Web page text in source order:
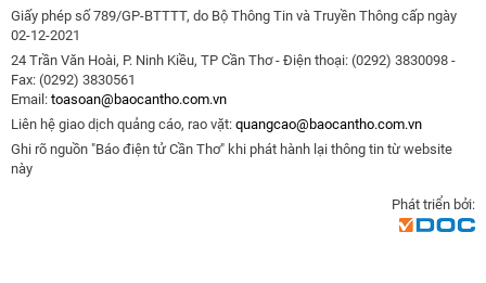
Giấy phép số 789/GP-BTTTT, do Bộ Thông Tin và Truyền Thông cấp ngày
02-12-2021
24 Trần Văn Hoài, P. Ninh Kiều, TP Cần Thơ - Điện thoại: (0292) 3830098 -
Fax: (0292) 3830561
Email: toasoan@baocantho.com.vn
Liên hệ giao dịch quảng cáo, rao vặt: quangcao@baocantho.com.vn
Ghi rõ nguồn "Báo điện tử Cần Thơ" khi phát hành lại thông tin từ website
này
Phát triển bởi: